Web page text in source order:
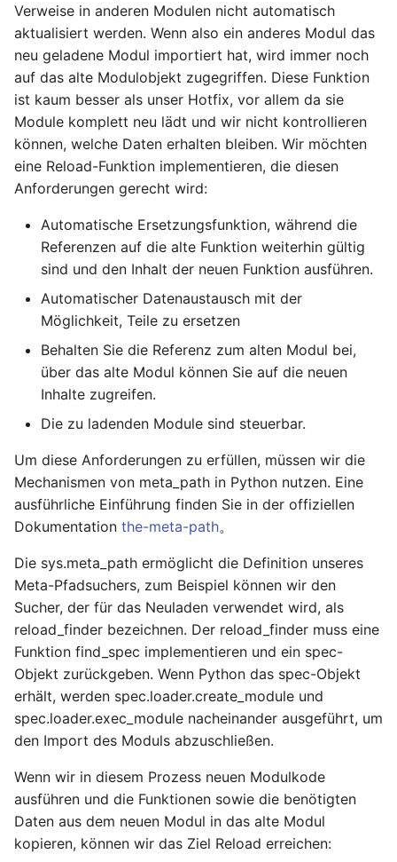
Verweise in anderen Modulen nicht automatisch
aktualisiert werden. Wenn also ein anderes Modul das
neu geladene Modul importiert hat, wird immer noch
auf das alte Modulobjekt zugegriffen. Diese Funktion
ist kaum besser als unser Hotfix, vor allem da sie
Module komplett neu lädt und wir nicht kontrollieren
können, welche Daten erhalten bleiben. Wir möchten
eine Reload-Funktion implementieren, die diesen
Anforderungen gerecht wird:
Automatische Ersetzungsfunktion, während die
Referenzen auf die alte Funktion weiterhin gültig
sind und den Inhalt der neuen Funktion ausführen.
Automatischer Datenaustausch mit der
Möglichkeit, Teile zu ersetzen
Behalten Sie die Referenz zum alten Modul bei,
über das alte Modul können Sie auf die neuen
Inhalte zugreifen.
Die zu ladenden Module sind steuerbar.
Um diese Anforderungen zu erfüllen, müssen wir die
Mechanismen von meta_path in Python nutzen. Eine
ausführliche Einführung finden Sie in der offiziellen
Dokumentation the-meta-path。
Die sys.meta_path ermöglicht die Definition unseres
Meta-Pfadsuchers, zum Beispiel können wir den
Sucher, der für das Neuladen verwendet wird, als
reload_finder bezeichnen. Der reload_finder muss eine
Funktion find_spec implementieren und ein spec-
Objekt zurückgeben. Wenn Python das spec-Objekt
erhält, werden spec.loader.create_module und
spec.loader.exec_module nacheinander ausgeführt, um
den Import des Moduls abzuschließen.
Wenn wir in diesem Prozess neuen Modulkode
ausführen und die Funktionen sowie die benötigten
Daten aus dem neuen Modul in das alte Modul
kopieren, können wir das Ziel Reload erreichen: